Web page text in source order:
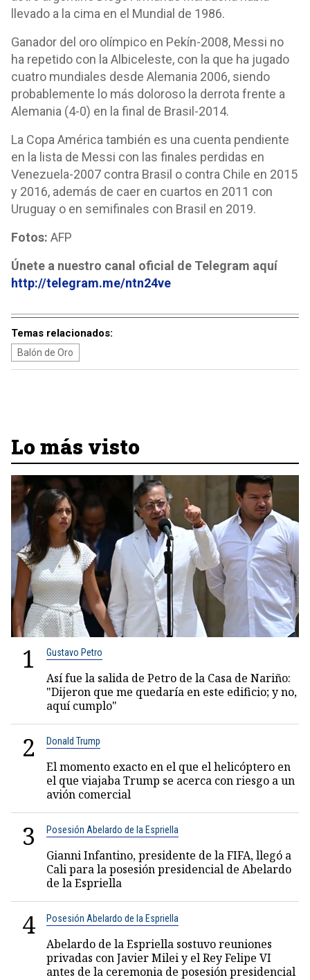
llevado a la cima en el Mundial de 1986.
Ganador del oro olímpico en Pekín-2008, Messi no
ha repetido con la Albiceleste, con la que ha jugado
cuatro mundiales desde Alemania 2006, siendo
probablemente lo más doloroso la derrota frente a
Alemania (4-0) en la final de Brasil-2014.
La Copa América también es una cuenta pendiente
en la lista de Messi con las finales perdidas en
Venezuela-2007 contra Brasil o contra Chile en 2015
y 2016, además de caer en cuartos en 2011 con
Uruguay o en semifinales con Brasil en 2019.
Fotos: AFP
Únete a nuestro canal oficial de Telegram aquí
http://telegram.me/ntn24ve
Temas relacionados:
Balón de Oro
Lo más visto
1 Gustavo Petro
Así fue la salida de Petro de la Casa de Nariño:
"Dijeron que me quedaría en este edificio; y no,
aquí cumplo"
2 Donald Trump
El momento exacto en el que el helicóptero en
el que viajaba Trump se acerca con riesgo a un
avión comercial
3 Posesión Abelardo de la Espriella
Gianni Infantino, presidente de la FIFA, llegó a
Cali para la posesión presidencial de Abelardo
de la Espriella
4 Posesión Abelardo de la Espriella
Abelardo de la Espriella sostuvo reuniones
privadas con Javier Milei y el Rey Felipe VI
antes de la ceremonia de posesión presidencial